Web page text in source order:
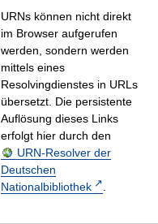
URNs können nicht direkt
im Browser aufgerufen
werden, sondern werden
mittels eines
Resolvingdienstes in URLs
übersetzt. Die persistente
Auflösung dieses Links
erfolgt hier durch den
URN-Resolver der
Deutschen
Nationalbibliothek
.